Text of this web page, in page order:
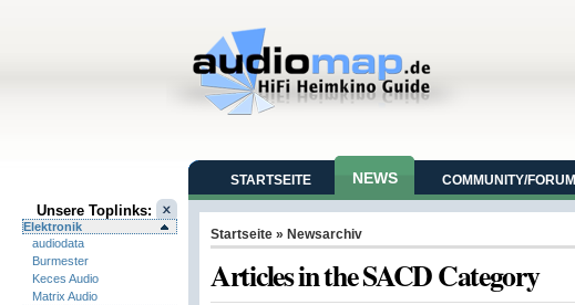
Unsere Toplinks:
Elektronik
audiodata
Burmester
Keces Audio
Matrix Audio
STARTSEITE NEWS COMMUNITY/FORUM
Startseite » Newsarchiv
Articles in the SACD Category